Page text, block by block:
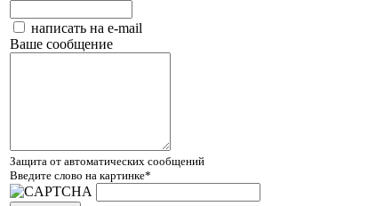
написать на e-mail
Ваше сообщение
Защита от автоматических сообщений
Введите слово на картинке*